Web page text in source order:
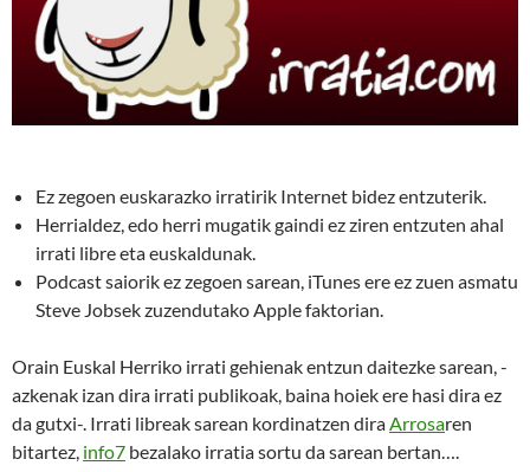
Ez zegoen euskarazko irratirik Internet bidez entzuterik.
Herrialdez, edo herri mugatik gaindi ez ziren entzuten ahal
irrati libre eta euskaldunak.
Podcast saiorik ez zegoen sarean, iTunes ere ez zuen asmatu
Steve Jobsek zuzendutako Apple faktorian.
Orain Euskal Herriko irrati gehienak entzun daitezke sarean, -
azkenak izan dira irrati publikoak, baina hoiek ere hasi dira ez
da gutxi-. Irrati libreak sarean kordinatzen dira Arrosaren
bitartez, info7 bezalako irratia sortu da sarean bertan….